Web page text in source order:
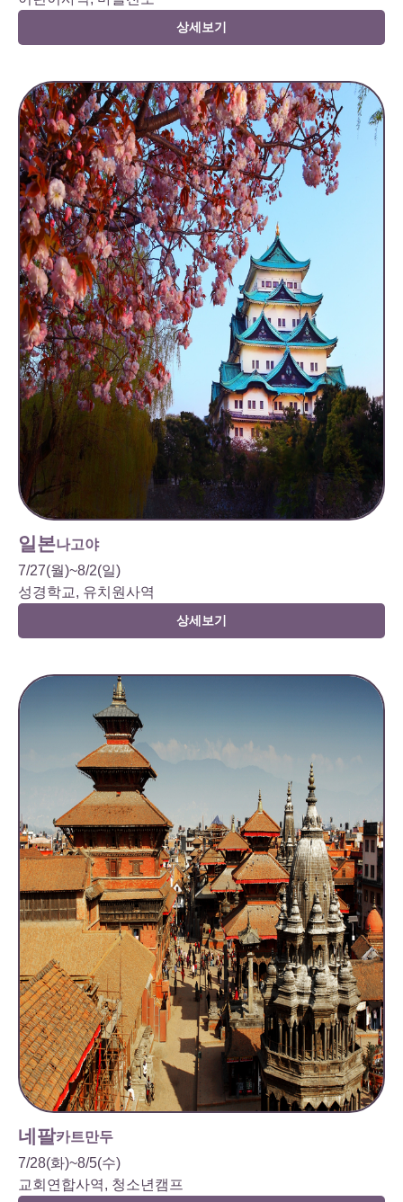
상세보기
일본나고야
7/27(월)~8/2(일)
성경학교, 유치원사역
상세보기
네팔카트만두
7/28(화)~8/5(수)
교회연합사역, 청소년캠프